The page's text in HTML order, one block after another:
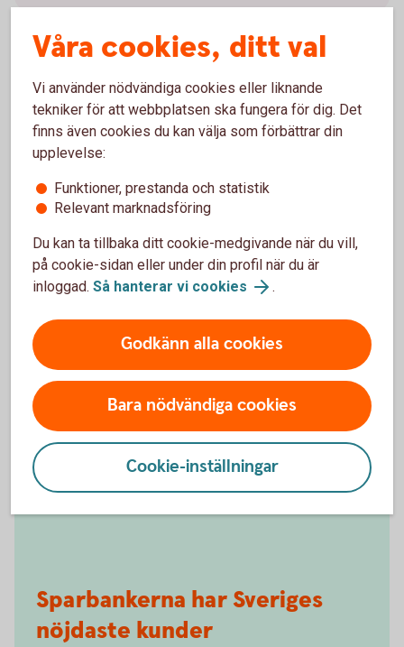
Bli kund på ett kontor
Vill du ha hjälp att byta bank?
Bli företagskund
Sparbankerna har Sveriges
nöjdaste kunder
Våra cookies, ditt val
Vi använder nödvändiga cookies eller liknande
tekniker för att webbplatsen ska fungera för dig. Det
finns även cookies du kan välja som förbättrar din
upplevelse:
Funktioner, prestanda och statistik
Relevant marknadsföring
Du kan ta tillbaka ditt cookie-medgivande när du vill,
på cookie-sidan eller under din profil när du är
inloggad. Så hanterar vi cookies .
Godkänn alla cookies
Bara nödvändiga cookies
Cookie-inställningar